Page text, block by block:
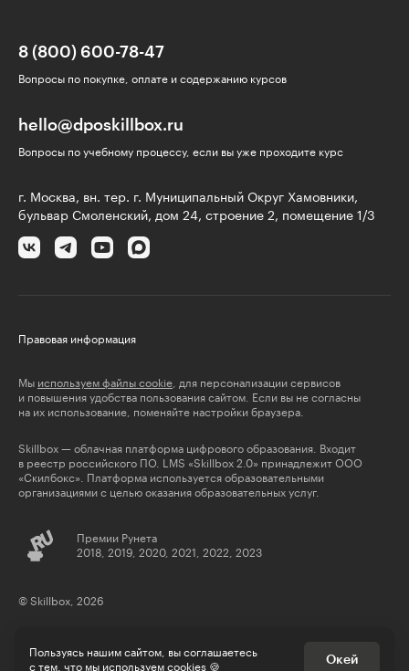
8 (800) 600-78-47
Вопросы по покупке, оплате и содержанию курсов
hello@dposkillbox.ru
Вопросы по учебному процессу, если вы уже проходите курс
г. Москва, вн. тер. г. Муниципальный Округ Хамовники,
бульвар Смоленский, дом 24, строение 2, помещение 1/3
Правовая информация
Мы используем файлы cookie , для персонализации сервисов
и повышения удобства пользования сайтом. Если вы не согласны
на их использование, поменяйте настройки браузера.
Skillbox — облачная платформа цифрового образования. Входит
в реестр российского ПО. LMS «Skillbox 2.0» принадлежит ООО
«Скилбокс». Платформа используется образовательными
организациями с целью оказания образовательных услуг.
Премии Рунета
2018, 2019, 2020, 2021, 2022, 2023
© Skillbox, 2026
Пользуясь нашим сайтом, вы соглашаетесь
с тем, что мы используем cookies 🍪
Окей